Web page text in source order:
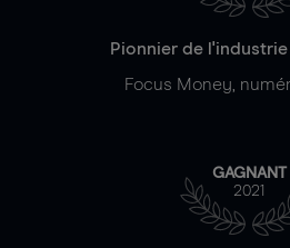
Pionnier de
Focus Money,
GAGNANT
2021